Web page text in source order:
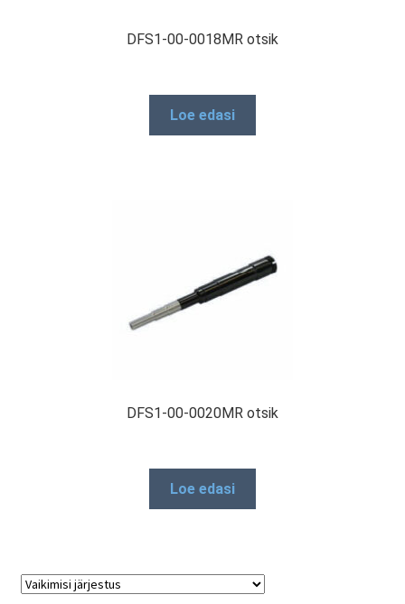
DFS1-00-0018MR otsik
Loe edasi
DFS1-00-0020MR otsik
Loe edasi